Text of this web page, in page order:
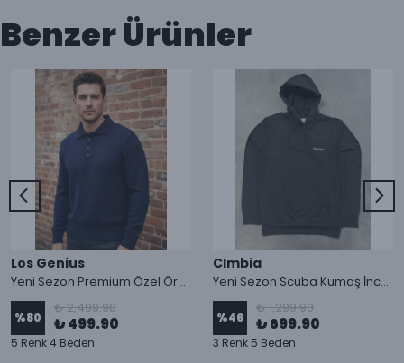
Benzer Ürünler
Los Genius
Yeni Sezon Premium Özel Örgü Polo Yaka Triko Kazak
%80
₺ 2,499.90
₺ 499.90
5 Renk 4 Beden
Clmbia
Yeni Sezon Scuba Kumaş İnce Kapşonlu Sweatshirt
%46
₺ 1,299.90
₺ 699.90
3 Renk 5 Beden